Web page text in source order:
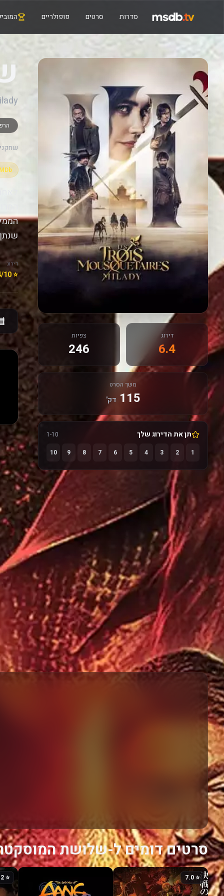
סדרות סרטים פופולריים
דירוג
6.4
צפיות
246
משך הסרט
115 דק'
תן את הדירוג שלך
1-10
1
2
3
4
5
6
7
8
9
10
דירוג
⭐ 6.4/10
סרטים דומים ל-שלושת
⭐ 7.0
⭐ 8.2